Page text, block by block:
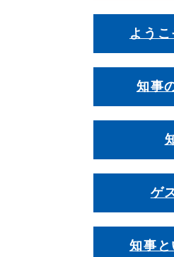
よう
知事
ゲ
知事と